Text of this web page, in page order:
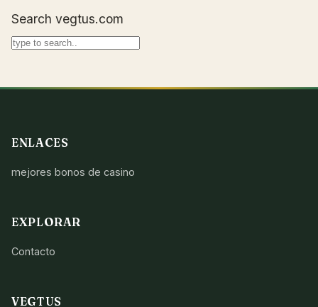
Search vegtus.com
ENLACES
mejores bonos de casino
EXPLORAR
Contacto
VEGTUS